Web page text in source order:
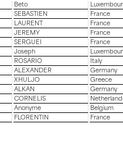
Beto
SEBASTIEN
France
LAURENT
France
JEREMY
France
SERGUEI
France
Joseph
ROSARIO
Italy
ALEXANDER
Germany
XHULJO
Greece
ALKAN
Germany
CORNELIS
Anonyme
Belgium
FLORENTIN France